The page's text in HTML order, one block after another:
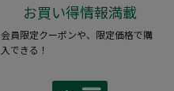
お買い得情報満載
会員限定クーポンや、限定価格で購
入できる！